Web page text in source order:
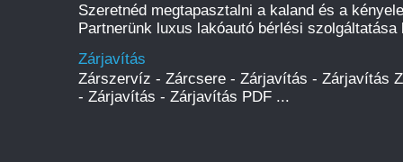
Szeretnéd megtapasztalni a kaland és a
Partnerünk luxus lakóautó bérlési
Zárjavítás
Zárszervíz - Zárcsere - Zárjavítás - Zárjavítás
- Zárjavítás - Zárjavítás PDF ...